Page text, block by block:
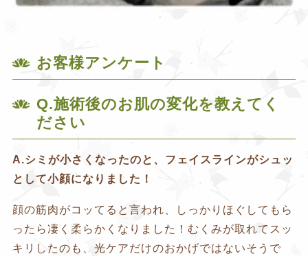
お客様アンケート
Q.施術後のお肌の変化を教えてく
ださい
A.シミが小さくなったのと、フェイスラインがシュッ
として小顔になりました！
顔の筋肉がコッてると言われ、しっかりほぐしてもら
ったら凄く柔らかくなりました！むくみが取れてスッ
キリしたのも、光ケアだけのおかげではないそうで